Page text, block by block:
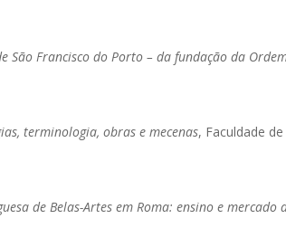
São Francisco do Porto – da fundação da
terminologia, obras e mecenas, Faculdade
de Belas-Artes em Roma: ensino e mercado